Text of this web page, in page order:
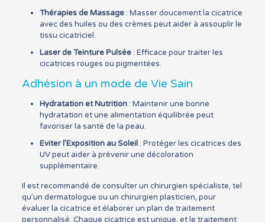
Thérapies de Massage: Masser doucement la cicatrice
avec des huiles ou des crèmes peut aider à assouplir le
tissu cicatriciel.
Laser de Teinture Pulsée: Efficace pour traiter les
cicatrices rouges ou pigmentées.
Adhésion à un mode de Vie Sain
Hydratation et Nutrition: Maintenir une bonne
hydratation et une alimentation équilibrée peut
favoriser la santé de la peau.
Eviter l’Exposition au Soleil: Protéger les cicatrices des
UV peut aider à prévenir une décoloration
supplémentaire.
Il est recommandé de consulter un chirurgien spécialiste, tel
qu’un dermatologue ou un chirurgien plasticien, pour
évaluer la cicatrice et élaborer un plan de traitement
personnalisé. Chaque cicatrice est unique, et le traitement